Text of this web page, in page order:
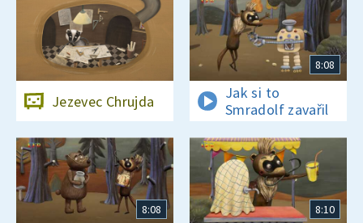
Jezevec Chrujda
8:08
Jak si to
Smradolf zavařil
8:08 8:10